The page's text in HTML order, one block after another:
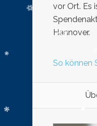
vor Ort. Es
Hannover.
So können